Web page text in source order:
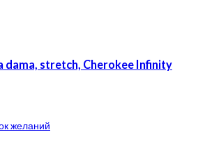
dama, stretch, Cherokee Infinity
желаний